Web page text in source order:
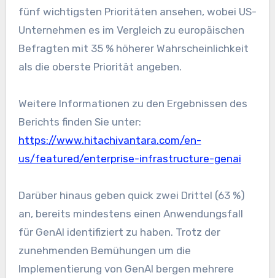
fünf wichtigsten Prioritäten ansehen, wobei US-
Unternehmen es im Vergleich zu europäischen
Befragten mit 35 % höherer Wahrscheinlichkeit
als die oberste Priorität angeben.
Weitere Informationen zu den Ergebnissen des
Berichts finden Sie unter:
https://www.hitachivantara.com/en-
us/featured/enterprise-infrastructure-genai
Darüber hinaus geben quick zwei Drittel (63 %)
an, bereits mindestens einen Anwendungsfall
für GenAI identifiziert zu haben. Trotz der
zunehmenden Bemühungen um die
Implementierung von GenAI bergen mehrere